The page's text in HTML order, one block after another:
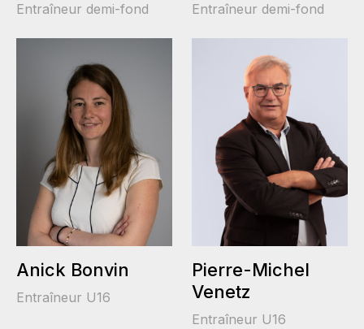
Entraîneur demi-fond Entraîneur demi-fond
Anick Bonvin
Entraîneur U16
Pierre-Michel
Venetz
Entraîneur U16